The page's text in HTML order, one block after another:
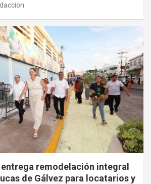
remodelación integral
de Gálvez para locatarios y